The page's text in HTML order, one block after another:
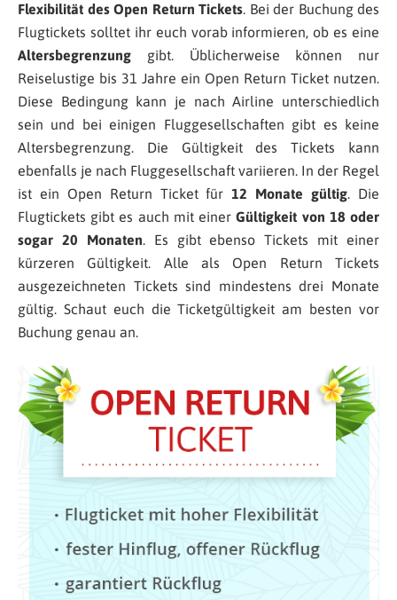
Flexibilität des Open Return Tickets. Bei der Buchung des
Flugtickets solltet ihr euch vorab informieren, ob es eine
Altersbegrenzung gibt. Üblicherweise können nur
Reiselustige bis 31 Jahre ein Open Return Ticket nutzen.
Diese Bedingung kann je nach Airline unterschiedlich
sein und bei einigen Fluggesellschaften gibt es keine
Altersbegrenzung. Die Gültigkeit des Tickets kann
ebenfalls je nach Fluggesellschaft variieren. In der Regel
ist ein Open Return Ticket für12 Monate gültig. Die
Flugtickets gibt es auch mit einerGültigkeit von 18 oder
sogar 20 Monaten. Es gibt ebenso Tickets mit einer
kürzeren Gültigkeit. Alle als Open Return Tickets
ausgezeichneten Tickets sind mindestens drei Monate
gültig. Schaut euch die Ticketgültigkeit am besten vor
Buchung genau an.